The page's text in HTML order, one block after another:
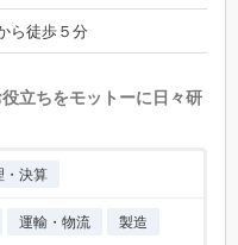
ら徒歩５分
立ちをモットーに日々研
・決算
運輸・物流
製造